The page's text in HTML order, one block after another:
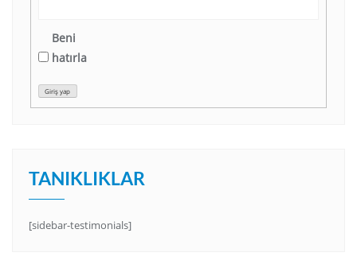
Beni
hatırla
Giriş yap
TANIKLIKLAR
[sidebar-testimonials]